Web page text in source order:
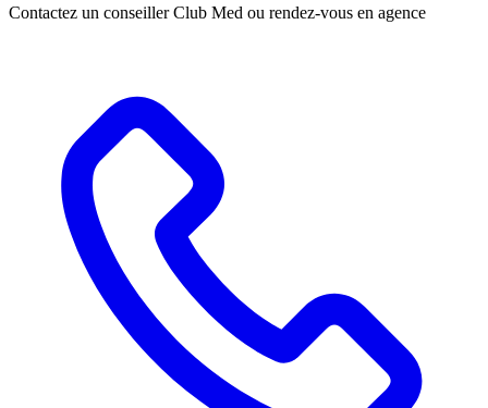
Contactez un conseiller Club Med ou rendez-vous en agence